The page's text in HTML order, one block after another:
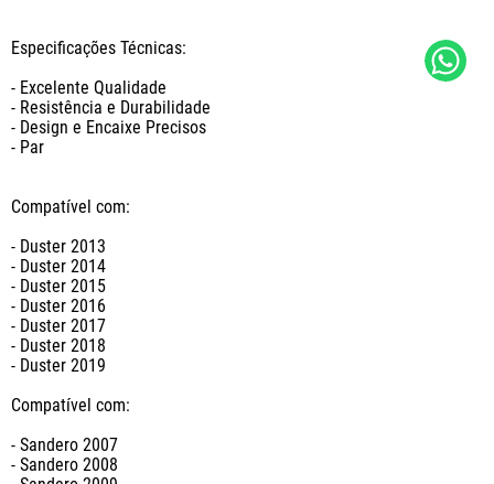
Especificações Técnicas:
- Excelente Qualidade
- Resistência e Durabilidade
- Design e Encaixe Precisos
- Par
Compatível com:
- Duster 2013
- Duster 2014
- Duster 2015
- Duster 2016
- Duster 2017
- Duster 2018
- Duster 2019
Compatível com:
- Sandero 2007
- Sandero 2008